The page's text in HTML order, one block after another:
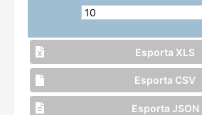
Esporta XLS
Esporta CSV
Esporta JSON